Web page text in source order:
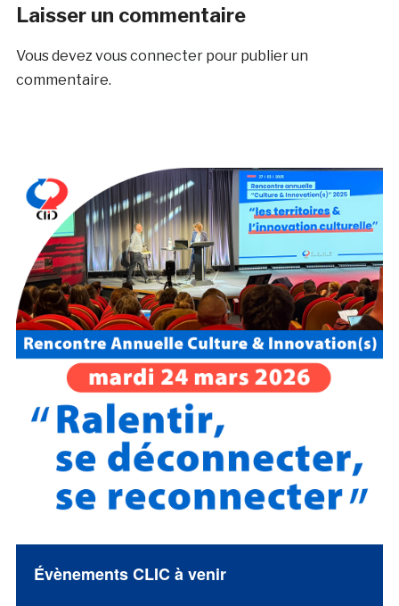
Laisser un commentaire
Vous devezvous connecterpour publier un
commentaire.
Évènements CLIC à venir